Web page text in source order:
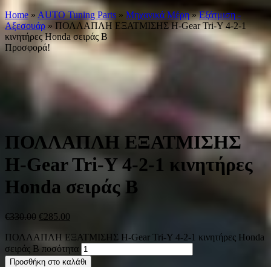
Home » AUTO Tuning Parts » Μηχανικά Μέρη»Εξάτμιση -
Αξεσουάρ » ΠΟΛΛΑΠΛΗ ΕΞΑΤΜΙΣΗΣ H-Gear Tri-Y 4-2-1
κινητήρες Honda σειράς B
Προσφορά!
ΠΟΛΛΑΠΛΗ ΕΞΑΤΜΙΣΗΣ
H-Gear Tri-Y 4-2-1 κινητήρες
Honda σειράς B
€330.00 €285.00
ΠΟΛΛΑΠΛΗ ΕΞΑΤΜΙΣΗΣ H-Gear Tri-Y 4-2-1 κινητήρες Honda
σειράς B ποσότητα
Προσθήκη στο καλάθι